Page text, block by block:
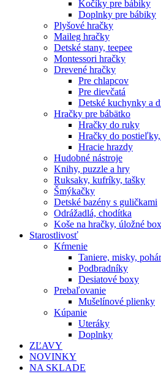
Kočíky pre bábiky
Doplnky pre bábiky
Plyšové hračky
Maileg hračky
Detské stany, teepee
Montessori hračky
Drevené hračky
Pre chlapcov
Pre dievčatá
Detské kuchynky a
Hračky pre bábätko
Hračky do ruky
Hračky do
Hracie hrazdy
Hudobné nástroje
Knihy, puzzle a hry
Ruksaky, kufríky, tašky
Šmýkačky
Detské bazény s guličkami
Odrážadlá, chodítka
Koše na hračky, úložné
Starostlivosť
Kŕmenie
Taniere, misky,
Podbradníky
Desiatové boxy
Prebaľovanie
Mušelínové plienky
Kúpanie
Uteráky
Doplnky
ZĽAVY
NOVINKY
NA SKLADE